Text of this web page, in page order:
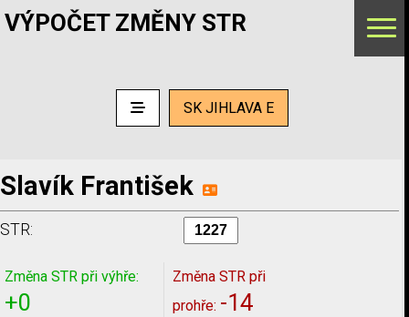
VÝPOČET ZMĚNY STR
SK JIHLAVA E
Slavík František
STR:
Změna STR při výhře:
+0
Změna STR při
prohře: -14